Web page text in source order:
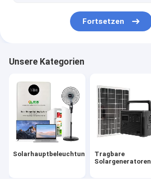
Tragbares kampierendes Solarlicht
Dekorative Solarlichter
Angetriebener Solarfan im Freien
Solarmoskito-Lampe
Solarwandleuchte
Fortsetzen
Unsere Kategorien
Solarhauptbeleuchtungssystem
Tragbare
Solargeneratoren